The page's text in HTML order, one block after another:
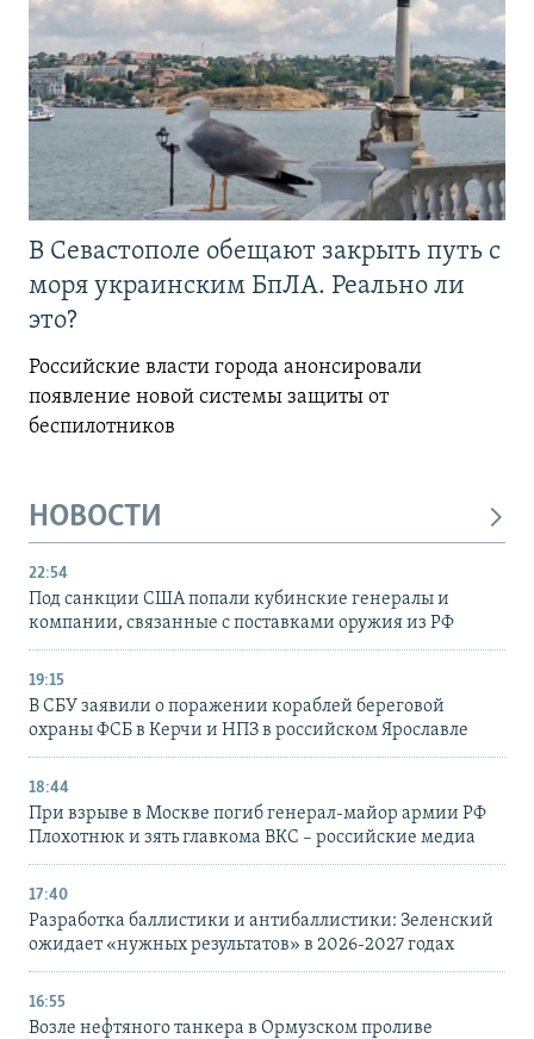
В Севастополе обещают закрыть путь с
моря украинским БпЛА. Реально ли
это?
Российские власти города анонсировали
появление новой системы защиты от
беспилотников
НОВОСТИ
22:54
Под санкции США попали кубинские генералы и
компании, связанные с поставками оружия из РФ
19:15
В СБУ заявили о поражении кораблей береговой
охраны ФСБ в Керчи и НПЗ в российском Ярославле
18:44
При взрыве в Москве погиб генерал-майор армии РФ
Плохотнюк и зять главкома ВКС – российские медиа
17:40
Разработка баллистики и антибаллистики: Зеленский
ожидает «нужных результатов» в 2026-2027 годах
16:55
Возле нефтяного танкера в Ормузском проливе